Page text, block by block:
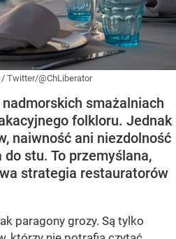
/ Twitter/@ChLiberator
smażalniach
folkloru. Jednak
naiwność ani niezdolność
stu. To przemyślana,
strategia restauratorów
paragony grozy. Są tylko